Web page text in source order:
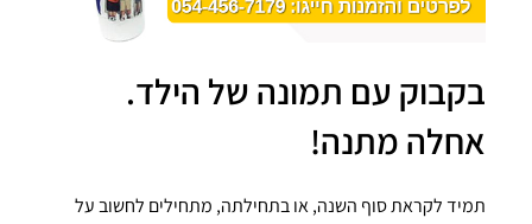
בקבוק עם תמונה של הילד.
אחלה מתנה!
תמיד לקראת סוף השנה, או בתחילתה, מתחילים לחשוב על